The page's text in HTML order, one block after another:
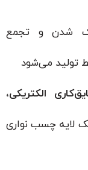
شدن و تجمع
تولید می‌شود
الکتریکی،
لایه چسب نواری